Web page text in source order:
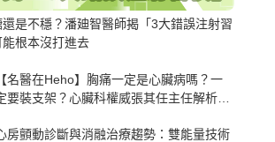
是不穩？潘廸智醫師揭「3大錯誤注射習
根本沒打進去
【名醫在Heho】胸痛一定是心臟病嗎？一
要裝支架？心臟科權威張其任主任解析支
房顫動診斷與消融治療趨勢：雙能量技術